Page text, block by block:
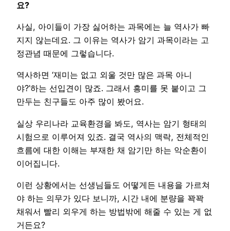
요?
사실, 아이들이 가장 싫어하는 과목에는 늘 역사가 빠
지지 않는데요. 그 이유는 역사가 암기 과목이라는 고
정관념 때문에 그렇습니다.
역사하면 ‘재미는 없고 외울 것만 많은 과목 아니
야?’하는 선입견이 많죠. 그래서 흥미를 못 붙이고 그
만두는 친구들도 아주 많이 봤어요.
실상 우리나라 교육환경을 봐도, 역사는 암기 형태의
시험으로 이루어져 있죠. 결국 역사의 맥락, 전체적인
흐름에 대한 이해는 부재한 채 암기만 하는 악순환이
이어집니다.
이런 상황에서는 선생님들도 어떻게든 내용을 가르쳐
야 하는 의무가 있다 보니까, 시간 내에 분량을 꽉꽉
채워서 빨리 외우게 하는 방법밖에 해줄 수 있는 게 없
거든요?